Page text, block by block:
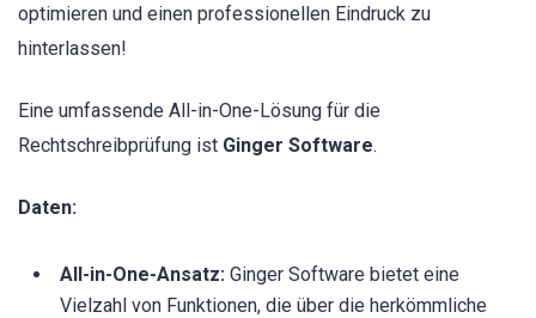
optimieren und einen professionellen Eindruck zu
hinterlassen!
Eine umfassende All-in-One-Lösung für die
Rechtschreibprüfung ist Ginger Software.
Daten:
All-in-One-Ansatz: Ginger Software bietet eine
Vielzahl von Funktionen, die über die herkömmliche